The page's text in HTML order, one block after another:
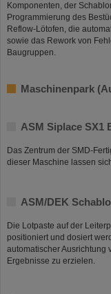
Komponenten, der
Programmierung des
Reflow-Lötofen, die
sowie das Rework von
Baugruppen.
Maschinenpark
ASM Siplace SX1
Das Zentrum der SMD-
dieser Maschine lassen
ASM/DEK
Die Lotpaste auf der
positioniert und dosiert
automatischer Ausrichtung
Ergebnisse zu erzielen.